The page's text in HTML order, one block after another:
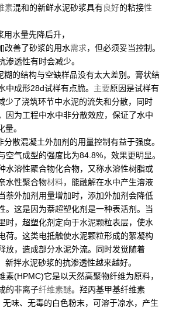
素混和的新鲜水泥砂浆具有良好的粘接性
水量先降后升，
善了砂浆的用水需求，但必须妥当控制。
渗透性有时会减少。
的结构与空缺样品没有太大差别。膏状结
中成形28d试样有点脆。 主要原因是试样有
少了浇筑环节中水泥的流失和分散，同时
因为工程中水中非分散效应，保证了水中
。
混凝土外加剂的用量控制有益于强度。
空气成型的强度比为84.8%，效果更明显。
水溶性聚合物化合物，又称水溶性树脂或
水性聚合物材料，能融解在水中产生溶液
萘外加剂用量增加时，添加外加剂会降低
。这是因为萘超塑化剂是一种表活剂。当
时，超塑化剂定向于水泥颗粒表层，使水
荷。这类电抵触使水泥颗粒形成的絮凝构
放，造成部分水泥外流。同时发觉随着
新拌水泥砂浆的抗渗透性越来越好。
(HPMC)它是以天然高聚物纤维为原料，
的非离子纤维素醚。羟丙基甲基纤维素
味、无毒的白色粉末，可溶于凉水，产生